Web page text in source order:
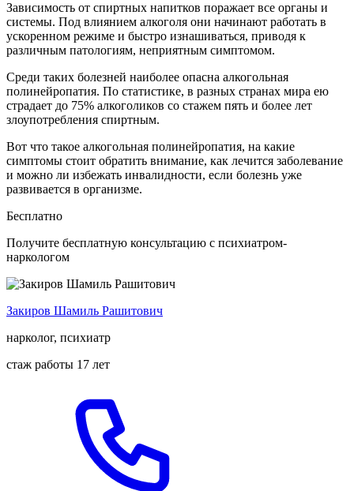
Зависимость от спиртных напитков поражает все органы и
системы. Под влиянием алкоголя они начинают работать в
ускоренном режиме и быстро изнашиваться, приводя к
различным патологиям, неприятным симптомом.
Среди таких болезней наиболее опасна алкогольная
полинейропатия. По статистике, в разных странах мира ею
страдает до 75% алкоголиков со стажем пять и более лет
злоупотребления спиртным.
Вот что такое алкогольная полинейропатия, на какие
симптомы стоит обратить внимание, как лечится заболевание
и можно ли избежать инвалидности, если болезнь уже
развивается в организме.
Бесплатно
Получите бесплатную консультацию с психиатром-
наркологом
Закиров Шамиль Рашитович
нарколог, психиатр
стаж работы 17 лет